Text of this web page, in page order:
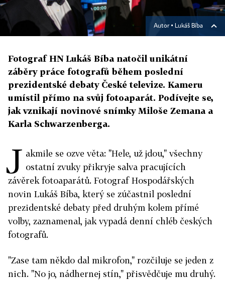
Autor ▪ Lukáš Bíba
Fotograf HN Lukáš Bíba natočil unikátní
záběry práce fotografů během poslední
prezidentské debaty České televize. Kameru
umístil přímo na svůj fotoaparát. Podívejte se,
jak vznikají novinové snímky Miloše Zemana a
Karla Schwarzenberga.
J akmile se ozve věta: "Hele, už jdou," všechny
ostatní zvuky přikryje salva pracujících
závěrek fotoaparátů. Fotograf Hospodářských
novin Lukáš Bíba, který se zúčastnil poslední
prezidentské debaty před druhým kolem přímé
volby, zaznamenal, jak vypadá denní chléb českých
fotografů.
"Zase tam někdo dal mikrofon," rozčiluje se jeden z
nich. "No jo, nádhernej stín," přisvědčuje mu druhý.